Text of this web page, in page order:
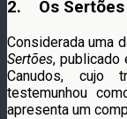
2. Os Sertões
Considerada uma
Sertões, publicado
Canudos, cujo
testemunhou
apresenta um